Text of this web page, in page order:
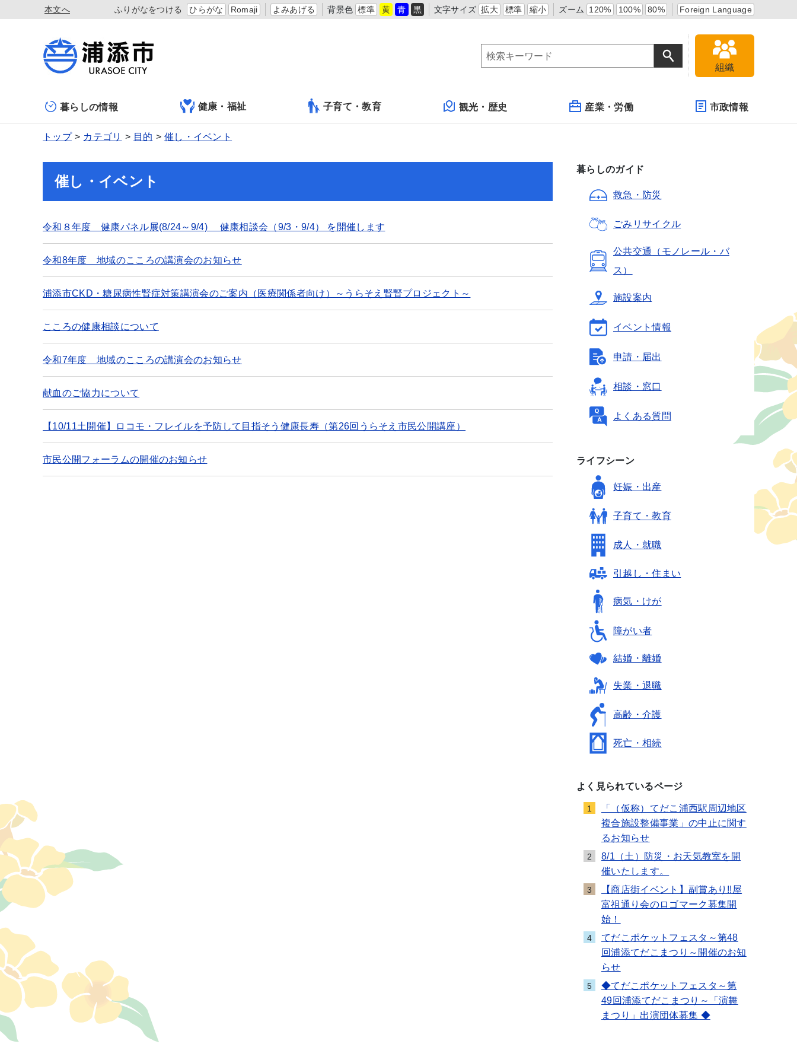
本文へ ふりがなをつける ひらがな Romaji よみあげる 背景色 標準 黄 青 黒 文字サイズ 拡大 標準 縮小 ズーム 120% 100% 80% Foreign Language
組織
暮らしの情報 健康・福祉 子育て・教育 観光・歴史 産業・労働 市政情報
トップ カテゴリ 目的 催し・イベント
催し・イベント
令和８年度 健康パネル展(8/24～9/4) 健康相談会（9/3・9/4） を開催します
令和8年度 地域のこころの講演会のお知らせ
浦添市CKD・糖尿病性腎症対策講演会のご案内（医療関係者向け）～うらそえ腎腎プロジェクト～
こころの健康相談について
令和7年度 地域のこころの講演会のお知らせ
献血のご協力について
【10/11土開催】ロコモ・フレイルを予防して目指そう健康長寿（第26回うらそえ市民公開講座）
市民公開フォーラムの開催のお知らせ
暮らしのガイド
救急・防災
ごみ リサイクル
公共交通
（モノレール・バ
ス）
施設案内
イベント情報
申請・届出
相談・窓口
よくある質問
ライフシーン
妊娠・出産
子育て・教育
成人・就職
引越し・住まい
病気・けが
障がい者
結婚・離婚
失業・退職
高齢・介護
死亡・相続
よく見られているページ
1
「（仮称）てだこ浦西駅周辺地区
複合施設整備事業」の中止に関す
るお知らせ
2
8/1（土）防災・お天気教室を開
催いたします。
3
【商店街イベント】副賞あり!!屋
富祖通り会のロゴマーク募集開
始！
4
てだこポケットフェスタ～第48
回浦添てだこまつり～開催のお知
らせ
5
◆てだこポケットフェスタ～第
49回浦添てだこまつり～「演舞
まつり」出演団体募集 ◆